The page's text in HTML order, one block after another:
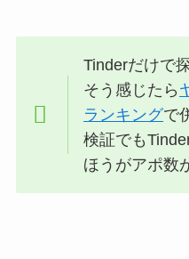
Tinderだけで
そう感じたら
ランキングで
検証でも
ほうがアポ数